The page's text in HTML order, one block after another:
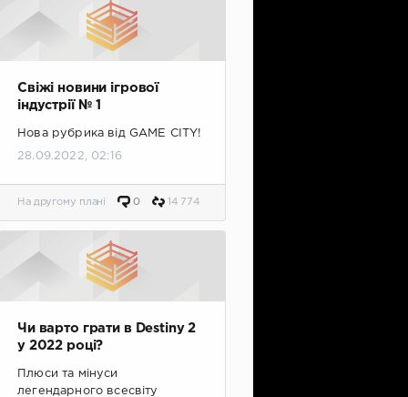
Свіжі новини ігрової
індустрії № 1
Нова рубрика від GAME CITY!
28.09.2022, 02:16
На другому плані 0 14 774
Чи варто грати в Destiny 2
у 2022 році?
Плюси та мінуси
легендарного всесвіту